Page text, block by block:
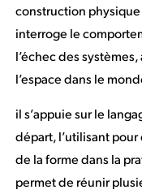
construction
interroge le
l’échec des
l’espace dans le
il s’appuie sur le
départ, l’utilisant
de la forme dans la
permet de réunir